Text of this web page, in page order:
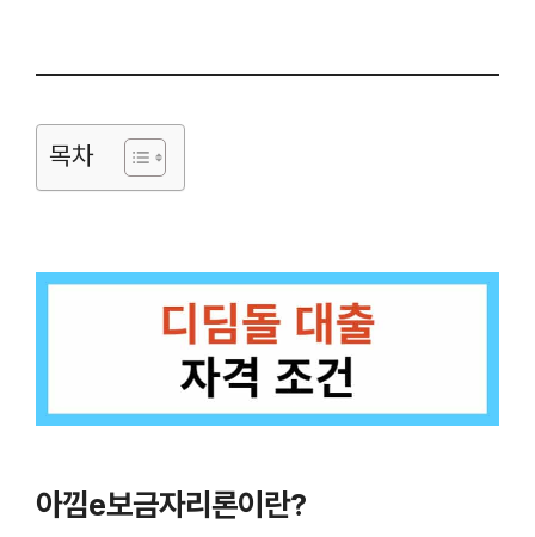
목차
아낌e보금자리론이란?